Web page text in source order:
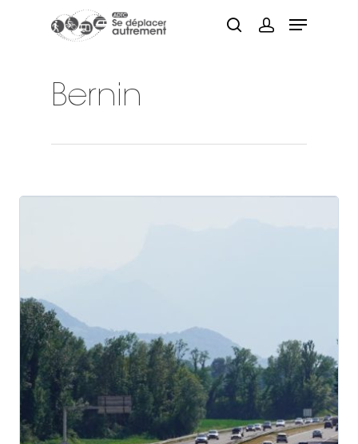
Hit enter to search or ESC to close
Bernin